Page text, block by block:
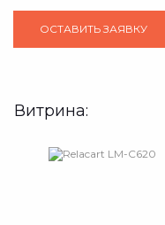
Витрина: